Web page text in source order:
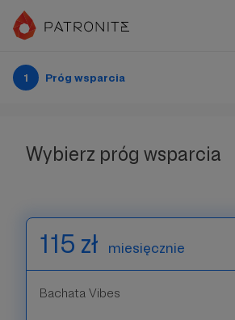
1 Próg wsparcia
Wybierz próg wsparcia
115 zł miesięcznie
Bachata Vibes